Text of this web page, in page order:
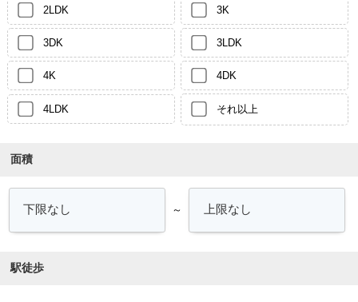
2LDK 3K
3DK 3LDK
4K 4DK
4LDK それ以上
面積
～
駅徒歩